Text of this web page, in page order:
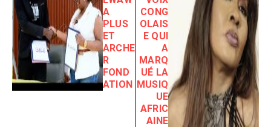
A
PLUS
ET
ARCHE
R
FOND
ATION
CONG
OLAIS
E QUI
A
MARQ
UÉ LA
MUSIQ
UE
AFRIC
AINE